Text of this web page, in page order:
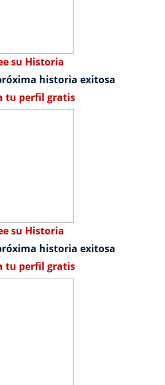
su Historia
historia exitosa
tu perfil gratis
su Historia
historia exitosa
tu perfil gratis